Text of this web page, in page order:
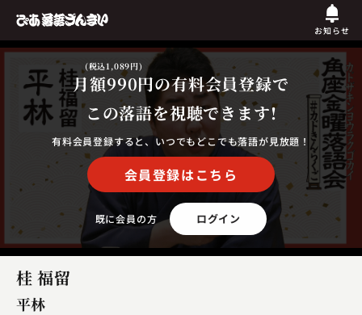
お知らせ
月額990円
(税込1,089円)
の有料会員登録で
この落語を視聴できます!
有料会員登録すると、いつでもどこでも落語が見放題！
会員登録はこちら
既に会員の方 ログイン
桂 福留
平林